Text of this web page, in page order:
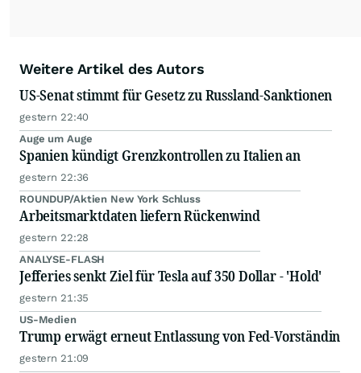
Weitere Artikel des Autors
US-Senat stimmt für Gesetz zu Russland-Sanktionen
gestern 22:40
Auge um Auge
Spanien kündigt Grenzkontrollen zu Italien an
gestern 22:36
ROUNDUP/Aktien New York Schluss
Arbeitsmarktdaten liefern Rückenwind
gestern 22:28
ANALYSE-FLASH
Jefferies senkt Ziel für Tesla auf 350 Dollar - 'Hold'
gestern 21:35
US-Medien
Trump erwägt erneut Entlassung von Fed-Vorständin
gestern 21:09